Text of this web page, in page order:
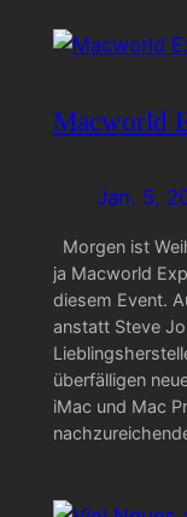
Macworld
Jan. 5,
Morgen ist
ja Macworld
diesem Event.
anstatt Steve
überfälligen
iMac und Mac